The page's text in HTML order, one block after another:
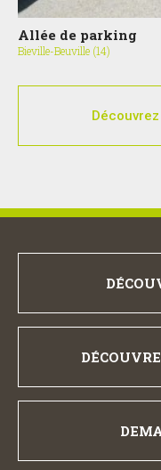
Allée de parking
Bieville-Beuville (14)